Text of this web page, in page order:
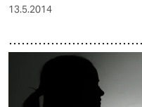
13.5.2014